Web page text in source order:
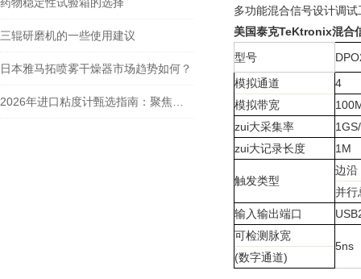
三辊研磨机的一些使用建议
日本雅马拓喷雾干燥器市场趋势如何？
多功能混合信号设计调试
美国泰克TeKtronix混合
型号
模拟通道
4
模拟带宽
zui大采集率
zui大记录长度
1M
触发类型
边沿
并行
输入输出端口
可检测脉宽
5ns
(数字通道)